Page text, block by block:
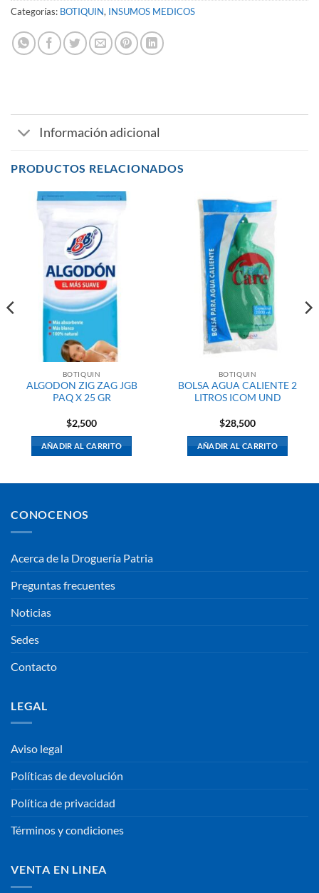
Categorías: BOTIQUIN, INSUMOS MEDICOS
Información adicional
PRODUCTOS RELACIONADOS
BOTIQUIN
ALGODON ZIG ZAG JGB
PAQ X 25 GR
$2,500
AÑADIR AL CARRITO
BOTIQUIN
BOLSA AGUA CALIENTE 2
LITROS ICOM UND
$28,500
AÑADIR AL CARRITO
CONOCENOS
Acerca de la Droguería Patria
Preguntas frecuentes
Noticias
Sedes
Contacto
LEGAL
Aviso legal
Políticas de devolución
Política de privacidad
Términos y condiciones
VENTA EN LINEA